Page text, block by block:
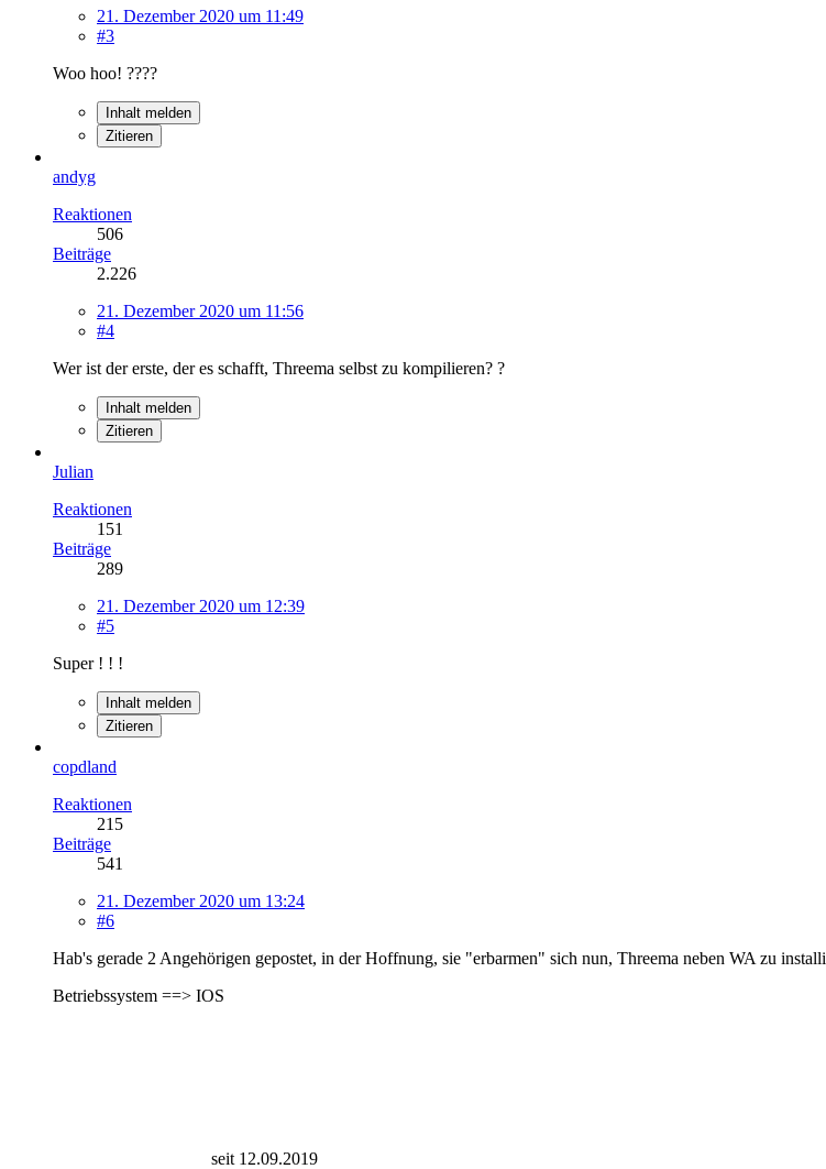
21. Dezember 2020 um 11:49
#3
Woo hoo! ????
Inhalt melden
Zitieren
andyg
Reaktionen
506
Beiträge
2.226
21. Dezember 2020 um 11:56
#4
Wer ist der erste, der es schafft, Threema selbst zu kompilieren? ?
Inhalt melden
Zitieren
Julian
Reaktionen
151
Beiträge
289
21. Dezember 2020 um 12:39
#5
Super ! ! !
Inhalt melden
Zitieren
copdland
Reaktionen
215
Beiträge
541
21. Dezember 2020 um 13:24
#6
Hab's gerade 2 Angehörigen gepostet, in der Hoffnung, sie "erbarmen" sich nun, Threema neben WA zu
Betriebssystem ==> IOS
seit 12.09.2019